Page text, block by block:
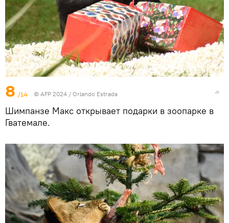
8 /14 © AFP 2024 / Orlando Estrada
Шимпанзе Макс открывает подарки в зоопарке в
Гватемале.